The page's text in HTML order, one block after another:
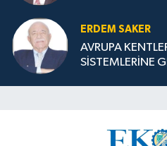
ERDEM SAKER
AVRUPA
SİSTEMLERİNE